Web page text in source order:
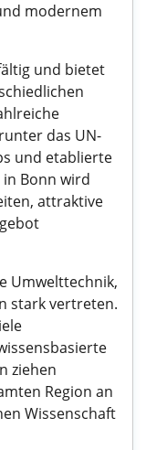
modernem
und bietet
das UN-
und etablierte
Bonn wird
attraktive
Umwelttechnik,
stark vertreten.
ziehen
Region an
Wissenschaft